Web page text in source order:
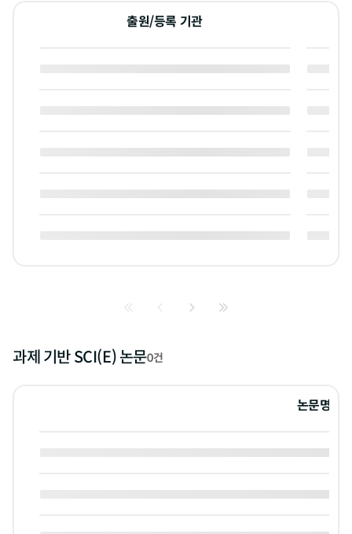
출원/등록 기관
과제 기반 SCI(E) 논문0건
논문명